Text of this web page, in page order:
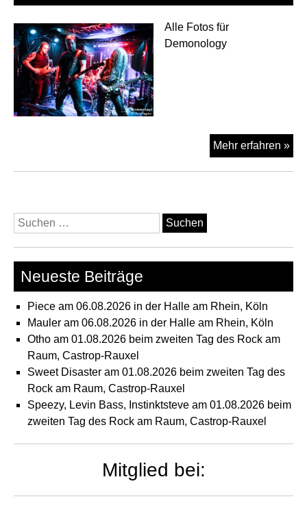
Alle Fotos für
Demonology
Mehr erfahren »In
im
Suchen
nach:
Neueste Beiträge
Piece am 06.08.2026 in der Halle am Rhein, Köln
Mauler am 06.08.2026 in der Halle am Rhein, Köln
Otho am 01.08.2026 beim zweiten Tag des Rock am
Raum, Castrop-Rauxel
Sweet Disaster am 01.08.2026 beim zweiten Tag des
Rock am Raum, Castrop-Rauxel
Speezy, Levin Bass, Instinktsteve am 01.08.2026 beim
zweiten Tag des Rock am Raum, Castrop-Rauxel
Mitglied bei: